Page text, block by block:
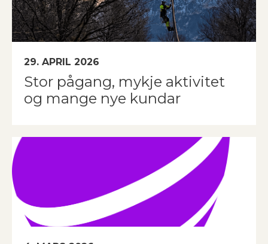
29. APRIL 2026
Stor pågang, mykje aktivitet
og mange nye kundar